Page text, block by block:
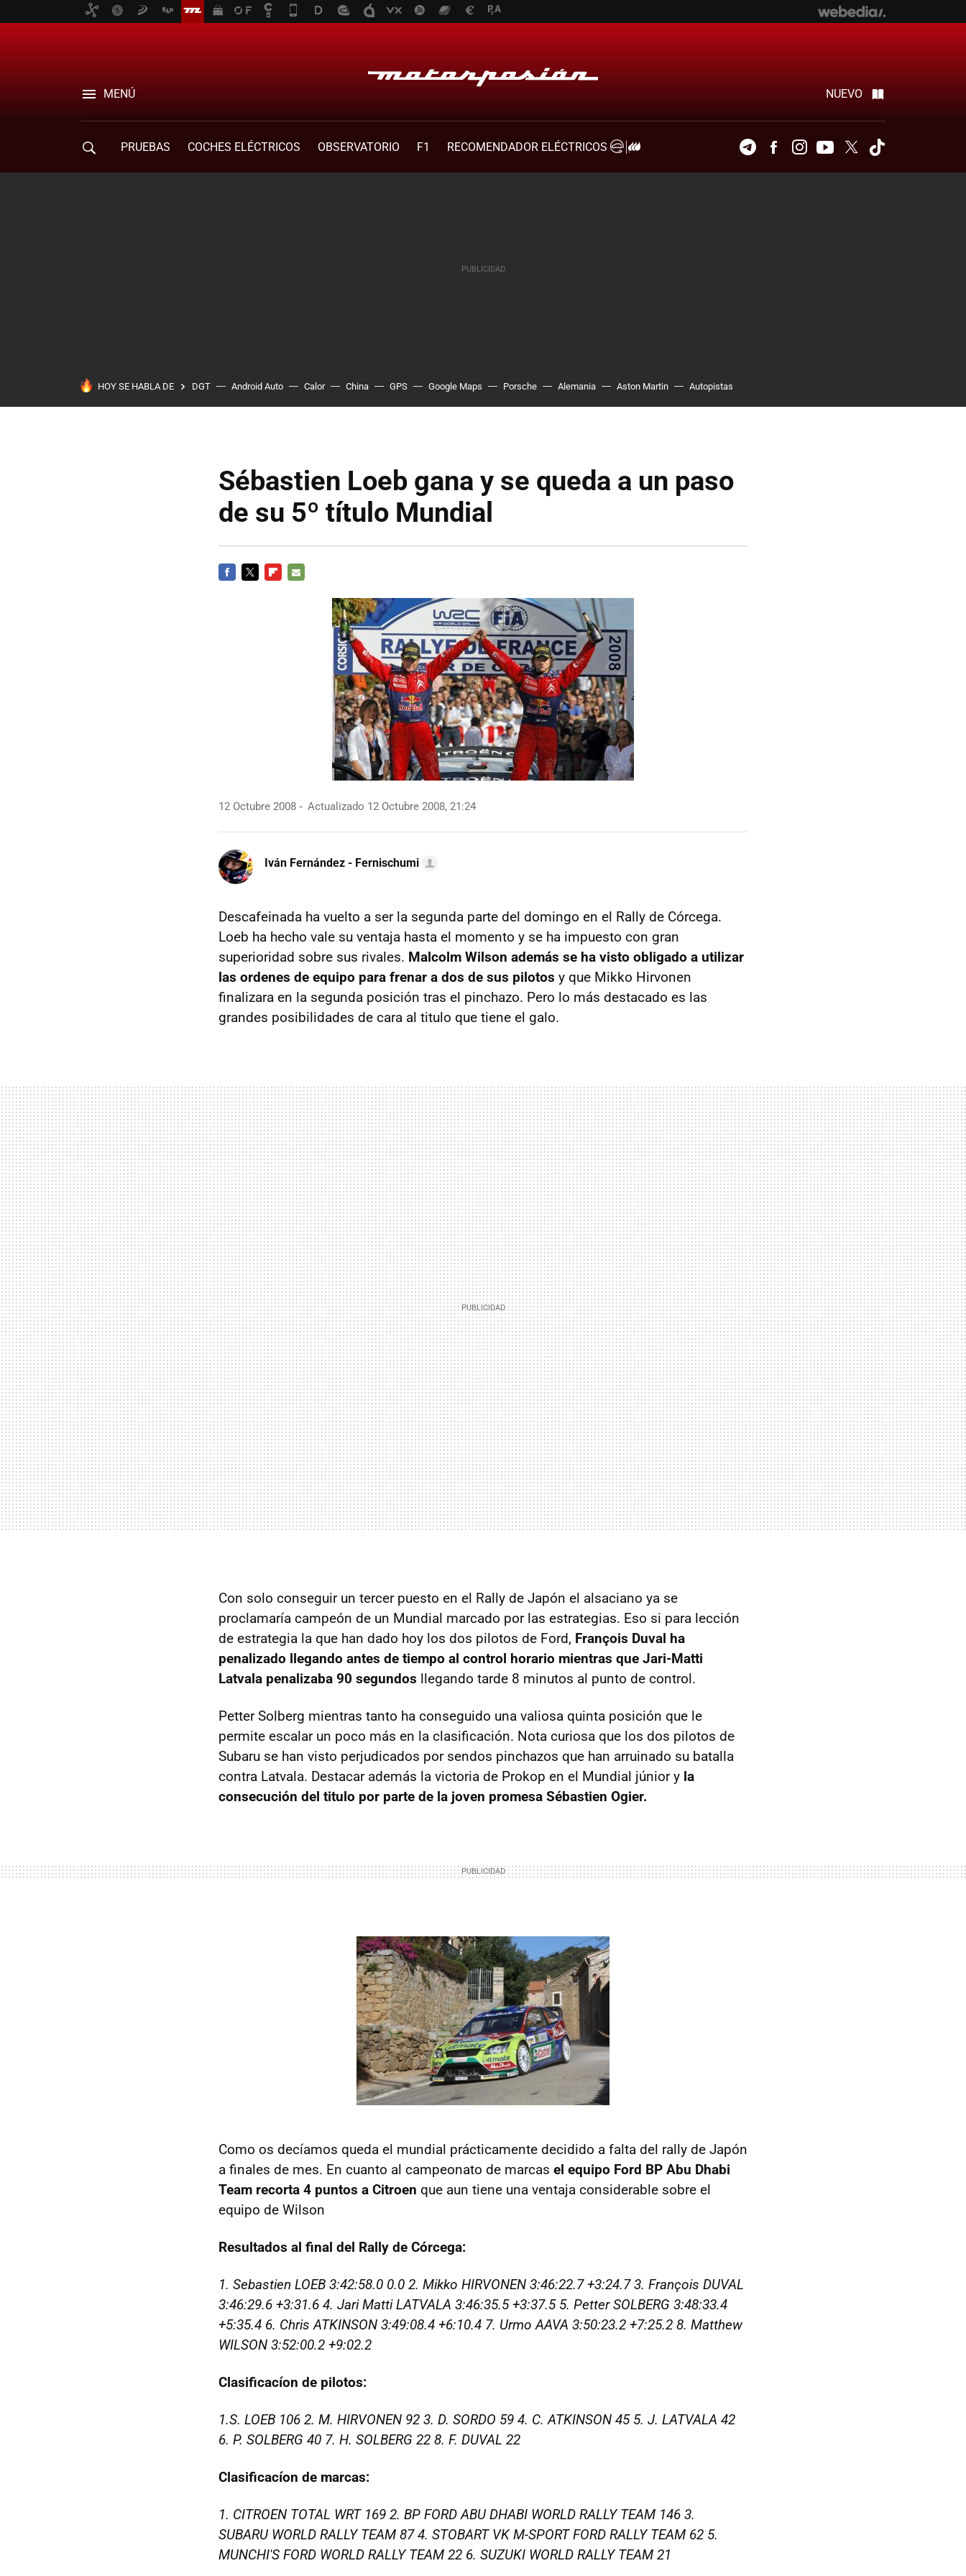
MENÚ NUEVO
PRUEBAS COCHES ELÉCTRICOS OBSERVATORIO F1
RECOMENDADOR ELÉCTRICOS
TelegramFacebookInstagramYoutubeTwitter
HOY SE HABLA DE DGT Android Auto Calor China GPS Google Maps Porsche Alemania Aston Martin Autopistas
Sébastien Loeb gana y se queda a un paso
de su 5º título Mundial
12 Octubre 2008 Actualizado 12 Octubre 2008, 21:24
Iván Fernández - Fernischumi
Descafeinada ha vuelto a ser la segunda parte del domingo en el Rally de Córcega.
Loeb ha hecho vale su ventaja hasta el momento y se ha impuesto con gran
superioridad sobre sus rivales. Malcolm Wilson además se ha visto obligado a utilizar
las ordenes de equipo para frenar a dos de sus pilotos y que Mikko Hirvonen
finalizara en la segunda posición tras el pinchazo. Pero lo más destacado es las
grandes posibilidades de cara al titulo que tiene el galo.
Con solo conseguir un tercer puesto en el Rally de Japón el alsaciano ya se
proclamaría campeón de un Mundial marcado por las estrategias. Eso si para lección
de estrategia la que han dado hoy los dos pilotos de Ford, François Duval ha
penalizado llegando antes de tiempo al control horario mientras que Jari-Matti
Latvala penalizaba 90 segundos llegando tarde 8 minutos al punto de control.
Petter Solberg mientras tanto ha conseguido una valiosa quinta posición que le
permite escalar un poco más en la clasificación. Nota curiosa que los dos pilotos de
Subaru se han visto perjudicados por sendos pinchazos que han arruinado su batalla
contra Latvala. Destacar además la victoria de Prokop en el Mundial júnior y la
consecución del titulo por parte de la joven promesa Sébastien Ogier.
Como os decíamos queda el mundial prácticamente decidido a falta del rally de Japón
a finales de mes. En cuanto al campeonato de marcas el equipo Ford BP Abu Dhabi
Team recorta 4 puntos a Citroen que aun tiene una ventaja considerable sobre el
equipo de Wilson
Resultados al final del Rally de Córcega:
1. Sebastien LOEB 3:42:58.0 0.0 2. Mikko HIRVONEN 3:46:22.7 +3:24.7 3. François DUVAL
3:46:29.6 +3:31.6 4. Jari Matti LATVALA 3:46:35.5 +3:37.5 5. Petter SOLBERG 3:48:33.4
+5:35.4 6. Chris ATKINSON 3:49:08.4 +6:10.4 7. Urmo AAVA 3:50:23.2 +7:25.2 8. Matthew
WILSON 3:52:00.2 +9:02.2
Clasificacíon de pilotos:
1.S. LOEB 106 2. M. HIRVONEN 92 3. D. SORDO 59 4. C. ATKINSON 45 5. J. LATVALA 42
6. P. SOLBERG 40 7. H. SOLBERG 22 8. F. DUVAL 22
Clasificacíon de marcas:
1. CITROEN TOTAL WRT 169 2. BP FORD ABU DHABI WORLD RALLY TEAM 146 3.
SUBARU WORLD RALLY TEAM 87 4. STOBART VK M-SPORT FORD RALLY TEAM 62 5.
MUNCHI'S FORD WORLD RALLY TEAM 22 6. SUZUKI WORLD RALLY TEAM 21